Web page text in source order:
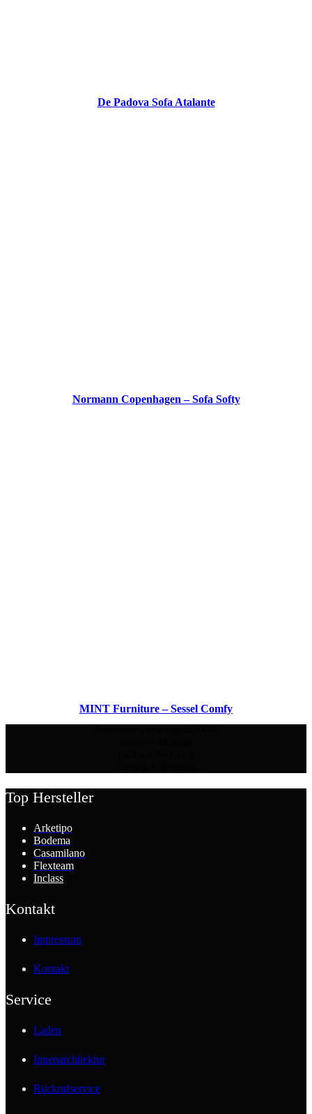
De Padova Sofa Atalante
Normann Copenhagen – Sofa Softy
MINT Furniture – Sessel Comfy
Top Hersteller
Arketipo
Bodema
Casamilano
Flexteam
Inclass
Kontakt
Impressum
Kontakt
Service
Laden
Innenarchitektur
Rückrufservice